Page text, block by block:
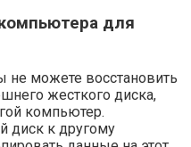
для
можете восстановить
жесткого диска,
компьютер.
диск к другому